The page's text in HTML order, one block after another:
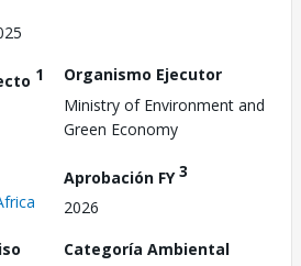
1
Organismo Ejecutor
Ministry of Environment and
Green Economy
Aprobación FY3
2026
Categoría Ambiental